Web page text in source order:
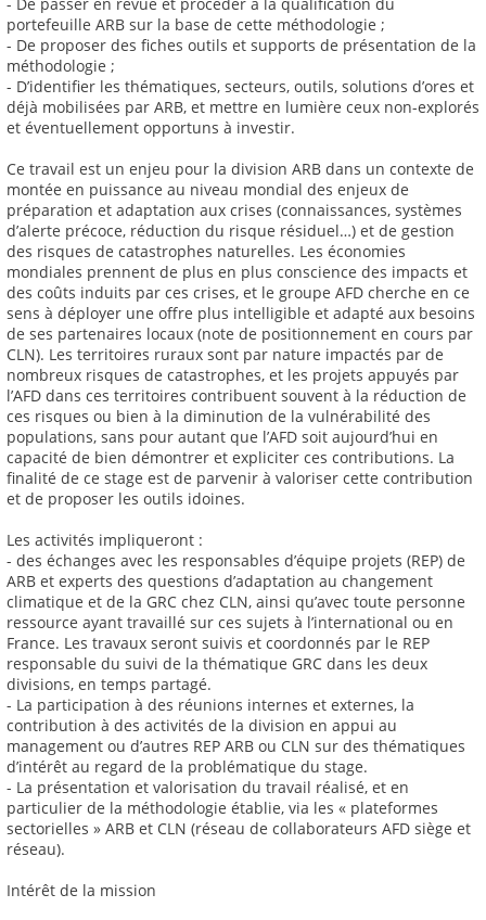
portefeuille ARB sur la base de cette méthodologie ;
- De proposer des fiches outils et supports de présentation de la
méthodologie ;
- D’identifier les thématiques, secteurs, outils, solutions d’ores et
déjà mobilisées par ARB, et mettre en lumière ceux non-explorés
et éventuellement opportuns à investir.
Ce travail est un enjeu pour la division ARB dans un contexte de
montée en puissance au niveau mondial des enjeux de
préparation et adaptation aux crises (connaissances, systèmes
d’alerte précoce, réduction du risque résiduel…) et de gestion
des risques de catastrophes naturelles. Les économies
mondiales prennent de plus en plus conscience des impacts et
des coûts induits par ces crises, et le groupe AFD cherche en ce
sens à déployer une offre plus intelligible et adapté aux besoins
de ses partenaires locaux (note de positionnement en cours par
CLN). Les territoires ruraux sont par nature impactés par de
nombreux risques de catastrophes, et les projets appuyés par
l’AFD dans ces territoires contribuent souvent à la réduction de
ces risques ou bien à la diminution de la vulnérabilité des
populations, sans pour autant que l’AFD soit aujourd’hui en
capacité de bien démontrer et expliciter ces contributions. La
finalité de ce stage est de parvenir à valoriser cette contribution
et de proposer les outils idoines.
Les activités impliqueront :
- des échanges avec les responsables d’équipe projets (REP) de
ARB et experts des questions d’adaptation au changement
climatique et de la GRC chez CLN, ainsi qu’avec toute personne
ressource ayant travaillé sur ces sujets à l’international ou en
France. Les travaux seront suivis et coordonnés par le REP
responsable du suivi de la thématique GRC dans les deux
divisions, en temps partagé.
- La participation à des réunions internes et externes, la
contribution à des activités de la division en appui au
management ou d’autres REP ARB ou CLN sur des thématiques
d’intérêt au regard de la problématique du stage.
- La présentation et valorisation du travail réalisé, et en
particulier de la méthodologie établie, via les « plateformes
sectorielles » ARB et CLN (réseau de collaborateurs AFD siège et
réseau).
Intérêt de la mission